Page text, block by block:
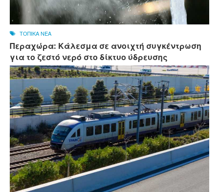
ΤΟΠΙΚΑ ΝΕΑ
Περαχώρα: Κάλεσμα σε ανοιχτή συγκέντρωση
για το ζεστό νερό στο δίκτυο ύδρευσης